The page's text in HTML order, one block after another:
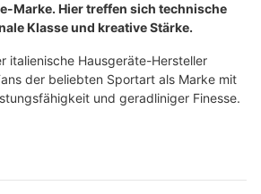
Marke. Hier treffen sich technische
Klasse und kreative Stärke.
italienische Hausgeräte-Hersteller
der beliebten Sportart als Marke mit
und geradliniger Finesse.